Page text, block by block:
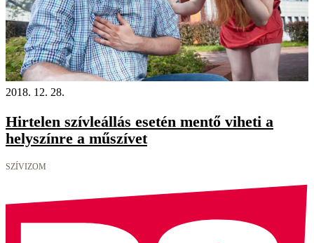
2018. 12. 28.
Hirtelen szívleállás esetén mentő viheti a
helyszínre a műszívet
SZÍVIZOM